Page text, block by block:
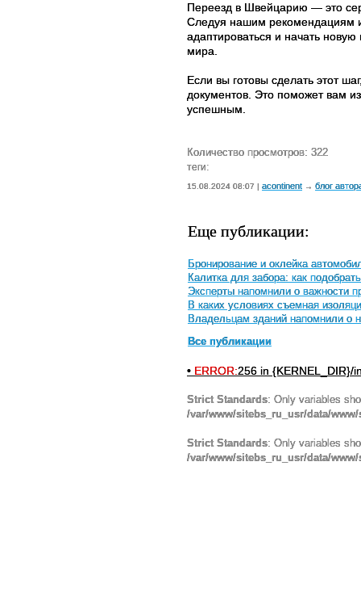
Переезд в Швейцарию — это
Следуя нашим рекомендациям
адаптироваться и начать
мира.
Если вы готовы сделать этот
документов. Это поможет вам
успешным.
Количество просмотров: 322
теги:
15.08.2024 08:07 | acontinent → блог
Еще публикации:
Бронирование и оклейка
Калитка для забора: как
Эксперты напомнили о важности
В каких условиях съемная
Владельцам зданий напомнили о
Все публикации
• ERROR:256 in {KERNEL_DIR}/
Strict Standards: Only variables
/var/www/sitebs_ru_usr/data/
Strict Standards: Only variables
/var/www/sitebs_ru_usr/data/